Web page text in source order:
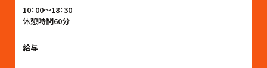
10：00〜18：30
休憩時間60分
給与